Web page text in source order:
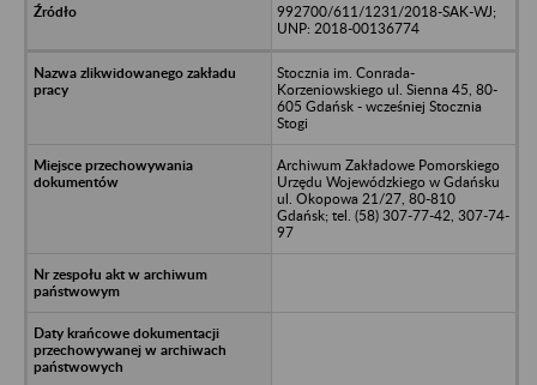
992700/611/1231/2018-SAK-WJ;
UNP: 2018-00136774
Stocznia im. Conrada-
Korzeniowskiego ul. Sienna 45, 80-
605 Gdańsk - wcześniej Stocznia
Stogi
Archiwum Zakładowe Pomorskiego
Urzędu Wojewódzkiego w Gdańsku
ul. Okopowa 21/27, 80-810
Gdańsk; tel. (58) 307-77-42, 307-74-
97